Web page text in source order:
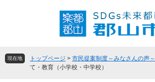
頭
飛現在地 トップページ > 市民提案制度～みなさんの声～
て・教育（小学校・中学校）